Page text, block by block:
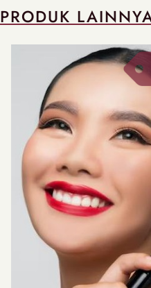
PRODUK